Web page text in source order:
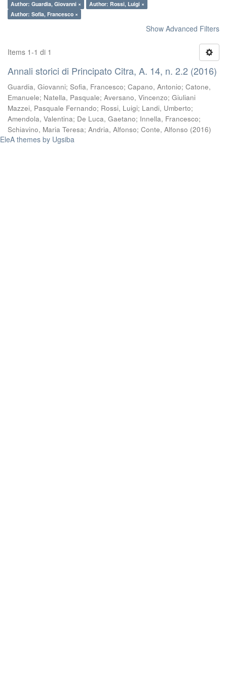
Author: Guardia, Giovanni ×
Author: Rossi, Luigi ×
Author: Sofia, Francesco ×
Show Advanced Filters
Items 1-1 di 1
Annali storici di Principato Citra, A. 14, n. 2.2 (2016)
Guardia, Giovanni; Sofia, Francesco; Capano, Antonio; Catone,
Emanuele; Natella, Pasquale; Aversano, Vincenzo; Giuliani
Mazzei, Pasquale Fernando; Rossi, Luigi; Landi, Umberto;
Amendola, Valentina; De Luca, Gaetano; Innella, Francesco;
Schiavino, Maria Teresa; Andria, Alfonso; Conte, Alfonso (2016)
EleA themes by Ugsiba